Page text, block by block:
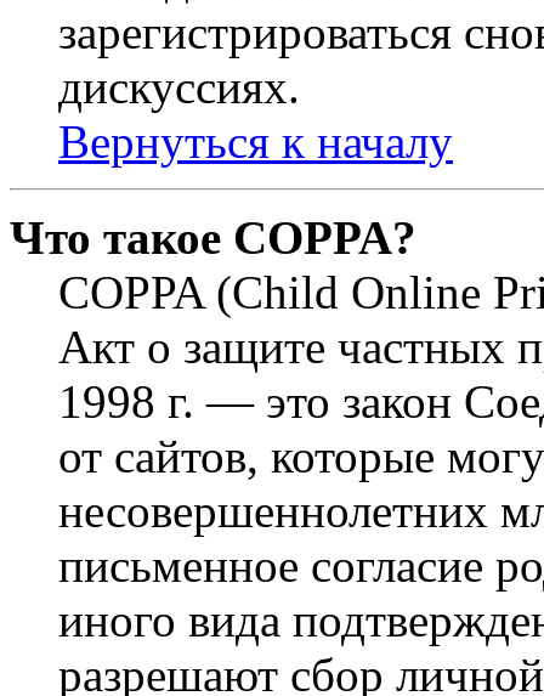
зарегистрироваться
дискуссиях.
Вернуться к началу
Что такое COPPA?
COPPA (Child Online
Акт о защите частных
1998 г. — это закон
от сайтов, которые
несовершеннолетних
письменное согласие
иного вида
разрешают сбор